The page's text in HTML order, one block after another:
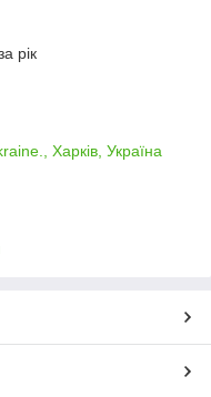
рік
Харків, Україна